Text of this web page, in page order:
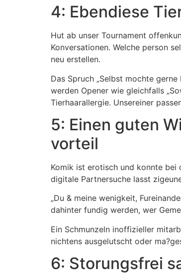
4: Ebendiese
Hut ab unser Tournament
Konversationen. Welche person
neu erstellen.
Das Spruch „Selbst mochte
werden Opener wie gleichfalls
Tierhaarallergie. Unsereiner
5: Einen guten
vorteil
Komik ist erotisch und konnte bei
digitale Partnersuche lasst
„Du & meine wenigkeit,
dahinter fundig werden, wer
Ein Schmunzeln inoffizieller
nichtens ausgelutscht oder
6: Storungsfrei